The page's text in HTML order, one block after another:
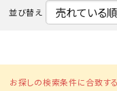
カテゴリから選ぶ
ガレージ機器
並び替え
お探しの検索条件に合致す